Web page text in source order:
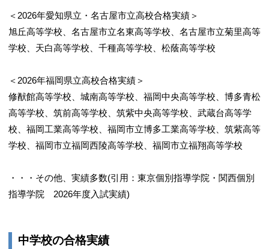
＜2026年愛知県立・名古屋市立高校合格実績＞
旭丘高等学校、名古屋市立名東高等学校、名古屋市立菊里高等
学校、天白高等学校、千種高等学校、松蔭高等学校
＜2026年福岡県立高校合格実績＞
修猷館高等学校、城南高等学校、福岡中央高等学校、博多青松
高等学校、筑前高等学校、筑紫中央高等学校、武蔵台高等学
校、福岡工業高等学校、福岡市立博多工業高等学校、筑紫高等
学校、福岡市立福岡西陵高等学校、福岡市立福翔高等学校
・・・その他、実績多数(引用：東京個別指導学院・関西個別
指導学院 2026年度入試実績)
中学校の合格実績